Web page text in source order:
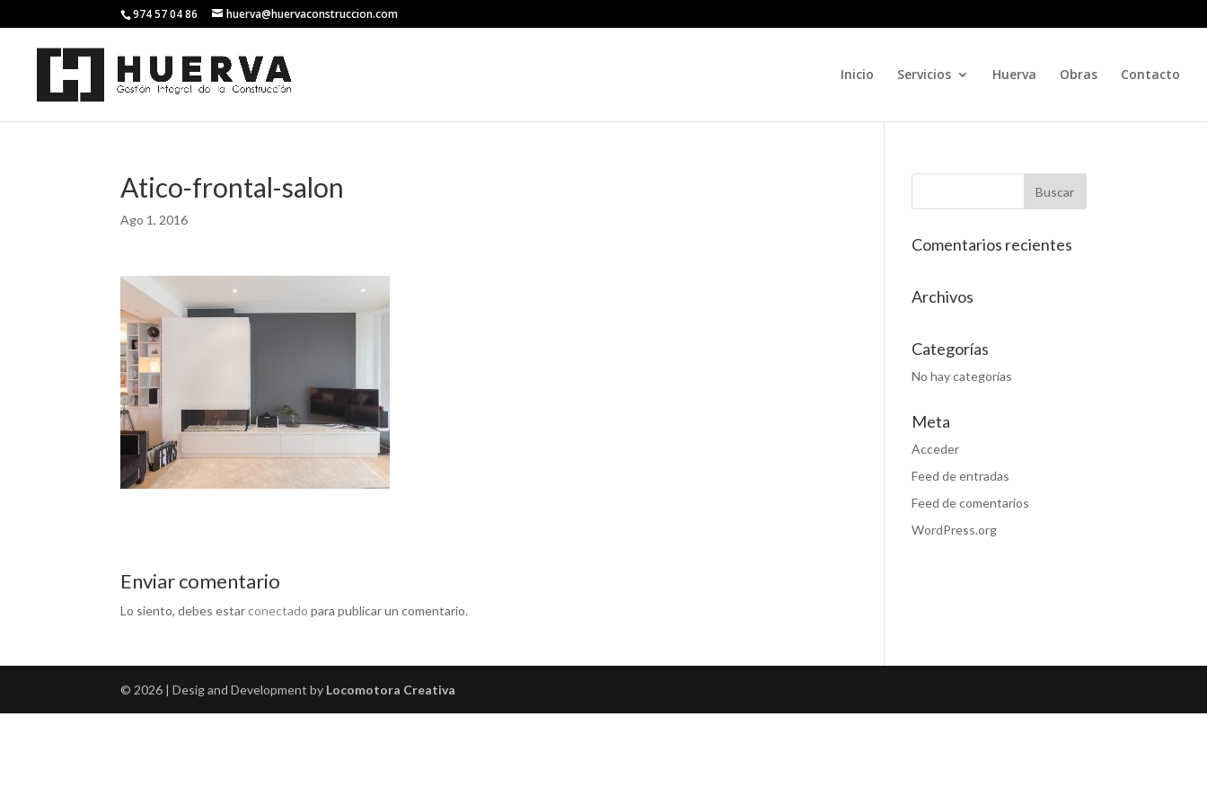
974 57 04 86 huerva@huervaconstruccion.com
Inicio Servicios Huerva Obras Contacto
Atico-frontal-salon
Ago 1, 2016
Enviar comentario
Lo siento, debes estarconectado para publicar un comentario.
Comentarios recientes
Archivos
Categorías
No hay categorías
Meta
Acceder
Feed de entradas
Feed de comentarios
WordPress.org
© 2026 | Desig and Development by Locomotora Creativa